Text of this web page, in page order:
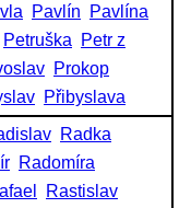
Pavlín
Pavlína
Petruška
Petr z
Prokop
Přibyslava
Radka
Radomíra
Rastislav